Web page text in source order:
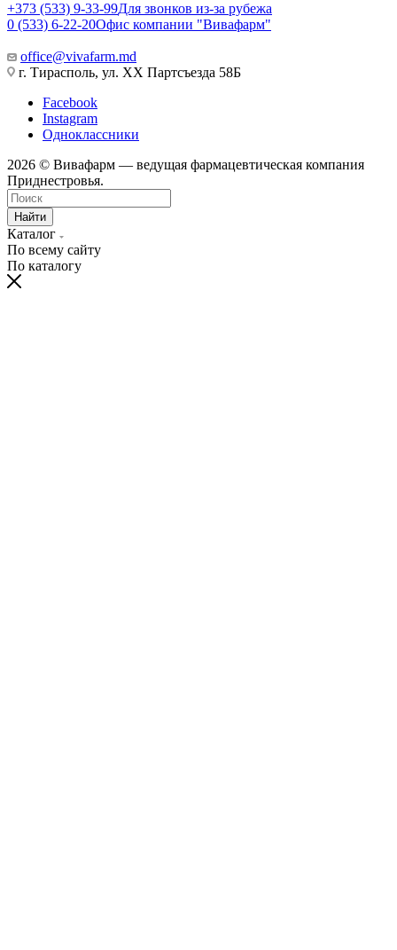
+373 (533) 9-33-99Для звонков из-за рубежа
0 (533) 6-22-20Офис компании "Вивафарм"
office@vivafarm.md
г. Тирасполь, ул. ХХ Партсъезда 58Б
Facebook
Instagram
Одноклассники
2026 © Вивафарм — ведущая фармацевтическая компания
Приднестровья.
Найти
Каталог
По всему сайту
По каталогу